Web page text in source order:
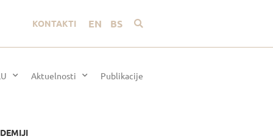
KONTAKTI EN BS
Aktuelnosti Publikacije